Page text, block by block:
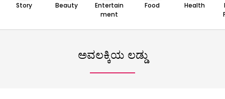
Story Beauty
Entertain
ment
Food Health
ಅವಲಕ್ಕಿಯ ಲಡ್ಡು